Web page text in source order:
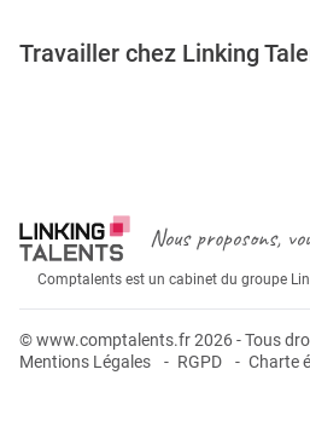
Travailler chez Linking
Nous proposons,
Comptalents est un cabinet du groupe
© www.comptalents.fr 2026 - Tous
Mentions Légales
RGPD Charte